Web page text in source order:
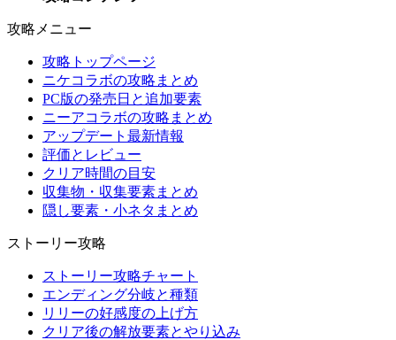
攻略メニュー
攻略トップページ
ニケコラボの攻略まとめ
PC版の発売日と追加要素
ニーアコラボの攻略まとめ
アップデート最新情報
評価とレビュー
クリア時間の目安
収集物・収集要素まとめ
隠し要素・小ネタまとめ
ストーリー攻略
ストーリー攻略チャート
エンディング分岐と種類
リリーの好感度の上げ方
クリア後の解放要素とやり込み